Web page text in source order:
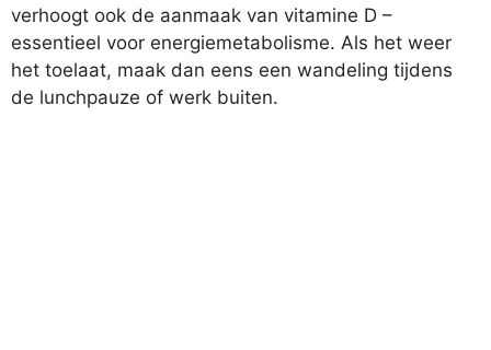
verhoogt ook de aanmaak van vitamine D –
essentieel voor energiemetabolisme. Als het weer
het toelaat, maak dan eens een wandeling tijdens
de lunchpauze of werk buiten.